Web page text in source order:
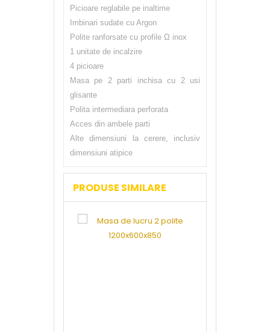
Picioare reglabile pe inaltime
Imbinari sudate cu Argon
Polite ranforsate cu profile Ω inox
1 unitate de incalzire
4 picioare
Masa pe 2 parti inchisa cu 2 usi
glisante
Polita intermediara perforata
Acces din ambele parti
Alte dimensiuni la cerere, inclusiv
dimensiuni atipice
PRODUSE SIMILARE